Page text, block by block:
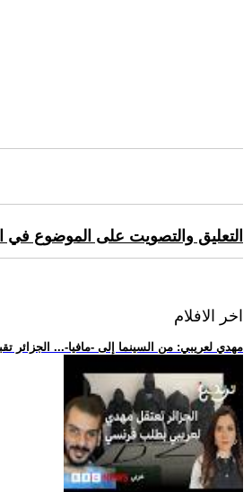
التعليق والتصويت على الموضوع في
اخر الافلام
.. مهدي لعريبي: من السينما إلى -مافيا-... الجزائر